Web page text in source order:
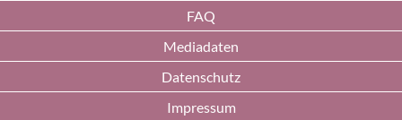
FAQ
Mediadaten
Datenschutz
Impressum